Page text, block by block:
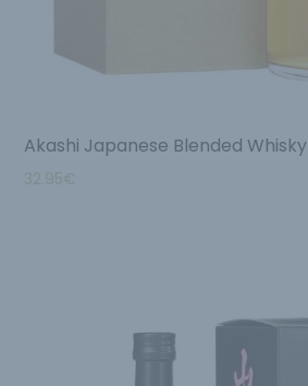
Akashi Japanese Blended Whisky
32.95€